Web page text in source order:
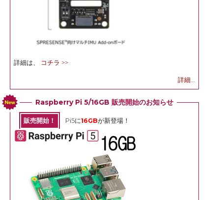
詳細は、 コチラ >>
詳細...
Raspberry Pi 5/16GB 販売開始のお知らせ
販売開始！ Pi5に16GBが新登場！